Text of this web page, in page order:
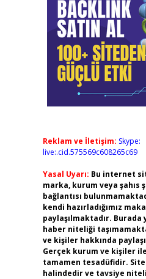
Reklam ve İletişim: Skype:
live:.cid.575569c608265c69
Yasal Uyarı: Bu internet
marka, kurum veya
bağlantısı
kendi hazırladığımız
paylaşılmaktadır.
haber niteliği
ve kişiler hakkında
Gerçek kurum ve kişiler
tamamen tesadüfidir.
halindedir ve tavsiye